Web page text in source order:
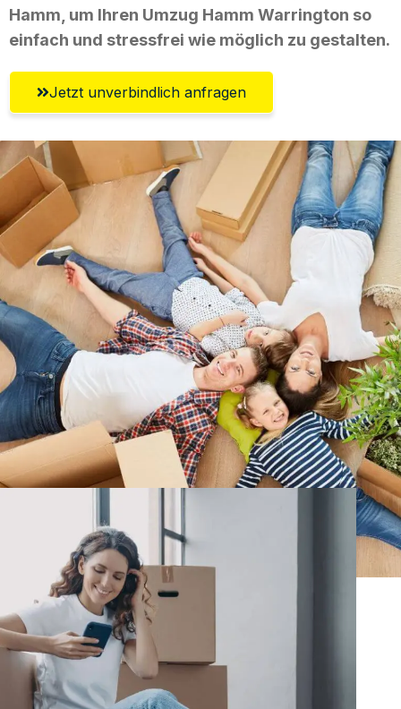
Hamm, um Ihren Umzug Hamm Warrington so
einfach und stressfrei wie möglich zu gestalten.
Jetzt unverbindlich anfragen